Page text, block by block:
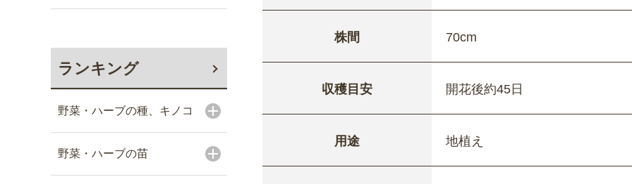
ランキング
野菜・ハーブの種、キノコ
野菜・ハーブの苗
株間 70cm
収穫目安 開花後約45日
用途 地植え